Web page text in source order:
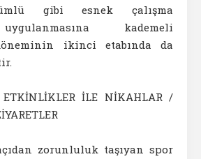
gibi esnek çalışma
kademeli
ikinci etabında da
İLE NİKAHLAR /
zorunluluk taşıyan spor